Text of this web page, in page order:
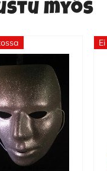
myös